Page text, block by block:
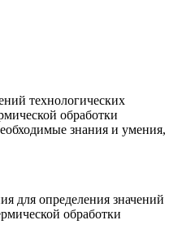
технологических
обработки
знания и умения,
для определения значений
обработки